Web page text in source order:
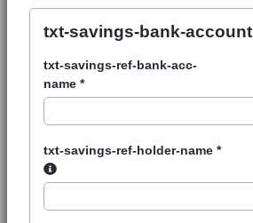
txt-savings-bank-account
txt-savings-ref-bank-acc-
name *
txt-savings-ref-holder-name *